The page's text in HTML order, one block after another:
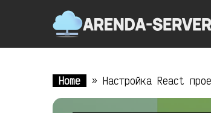
Home » Настройка React